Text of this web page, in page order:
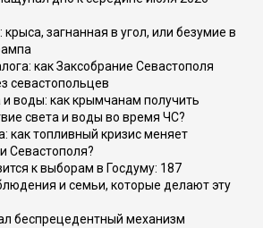
загнанная в угол, или безумие в
как Заксобрание Севастополя
севастопольцев
и воды: как крымчанам получить
света и воды во время ЧС?
как топливный кризис меняет
Севастополя?
к выборам в Госдуму: 187
и семьи, которые делают эту
беспрецедентный механизм